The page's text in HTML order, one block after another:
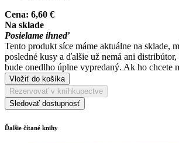
Cena: 6,60 €
Na sklade
Posielame ihneď
Tento produkt síce máme aktuálne na sklade,
posledné kusy a ďalšie už nemá ani
bude onedlho úplne vypredaný. Ak ho chcete
Vložiť do košíka
Rezervovať v kníhkupectve
Sledovať dostupnosť
Ďalšie čítané knihy